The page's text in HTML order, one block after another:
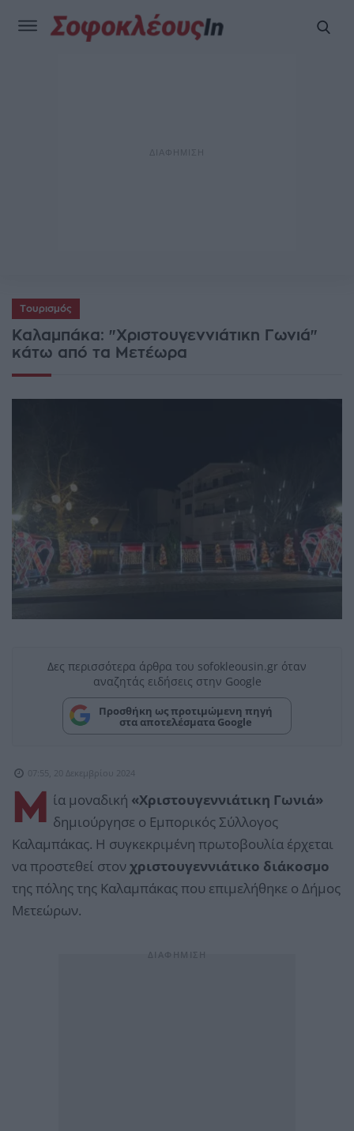
Τουρισμός
Καλαμπάκα: "Χριστουγεννιάτικη Γωνιά"
κάτω από τα Μετέωρα
Δες περισσότερα άρθρα του sofokleousin.gr όταν
αναζητάς ειδήσεις στην Google
Προσθήκη ως προτιμώμενη πηγή
στα αποτελέσματα Google
07:55, 20 Δεκεμβρίου 2024
Μ ία μοναδική «Χριστουγεννιάτικη Γωνιά»
δημιούργησε ο Εμπορικός Σύλλογος
Καλαμπάκας. Η συγκεκριμένη πρωτοβουλία έρχεται
να προστεθεί στονχριστουγεννιάτικο διάκοσμο
της πόλης της Καλαμπάκας που επιμελήθηκε ο Δήμος
Μετεώρων.